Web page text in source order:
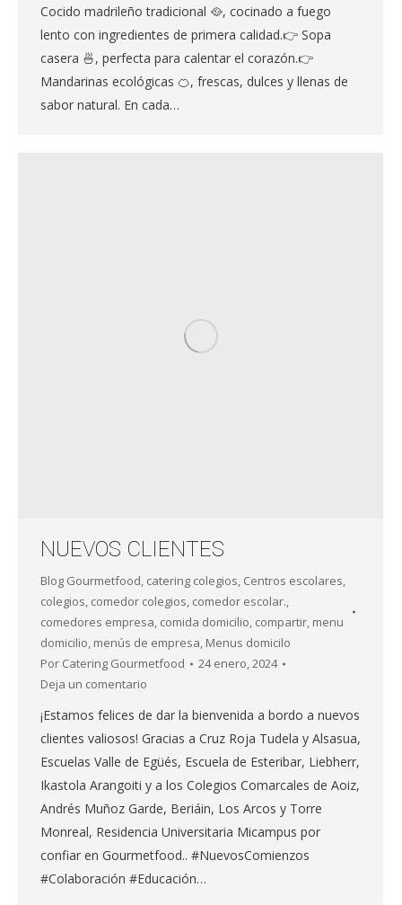
Cocido madrileño tradicional 🥘, cocinado a fuego
lento con ingredientes de primera calidad.👉 Sopa
casera 🍜, perfecta para calentar el corazón.👉
Mandarinas ecológicas 🍊, frescas, dulces y llenas de
sabor natural. En cada…
NUEVOS CLIENTES
Blog Gourmetfood, catering colegios, Centros escolares,
colegios, comedor colegios, comedor escolar.,
comedores empresa, comida domicilio, compartir, menu
domicilio, menús de empresa, Menus domicilo
Por Catering Gourmetfood
24 enero, 2024
Deja un comentario
¡Estamos felices de dar la bienvenida a bordo a nuevos
clientes valiosos! Gracias a Cruz Roja Tudela y Alsasua,
Escuelas Valle de Egüés, Escuela de Esteribar, Liebherr,
Ikastola Arangoiti y a los Colegios Comarcales de Aoiz,
Andrés Muñoz Garde, Beriáin, Los Arcos y Torre
Monreal, Residencia Universitaria Micampus por
confiar en Gourmetfood.. #NuevosComienzos
#Colaboración #Educación…